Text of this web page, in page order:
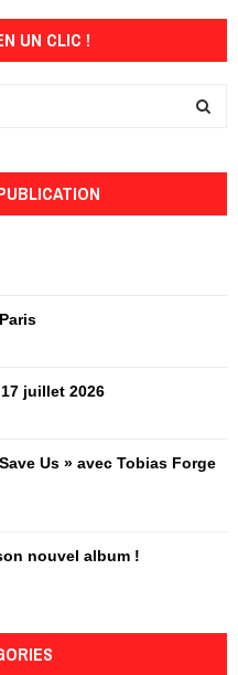
UN CLIC !
17 juillet 2026
Us » avec Tobias Forge
nouvel album !